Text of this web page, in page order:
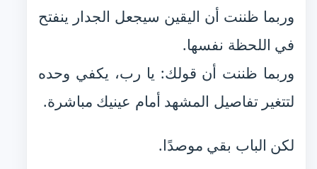
وربما ظننت أن اليقين سيجعل الجدار ينفتح
في اللحظة نفسها.
وربما ظننت أن قولك: يا رب، يكفي وحده
لتتغير تفاصيل المشهد أمام عينيك مباشرة.
لكن الباب بقي موصدًا.